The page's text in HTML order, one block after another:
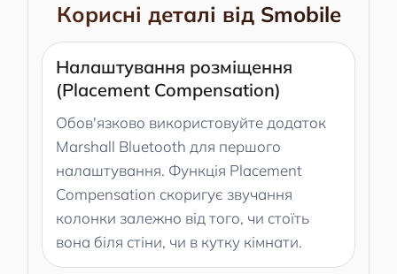
Корисні деталі від Smobile
Налаштування розміщення
(Placement Compensation)
Обов'язково використовуйте додаток
Marshall Bluetooth для першого
налаштування. Функція Placement
Compensation скоригує звучання
колонки залежно від того, чи стоїть
вона біля стіни, чи в кутку кімнати.